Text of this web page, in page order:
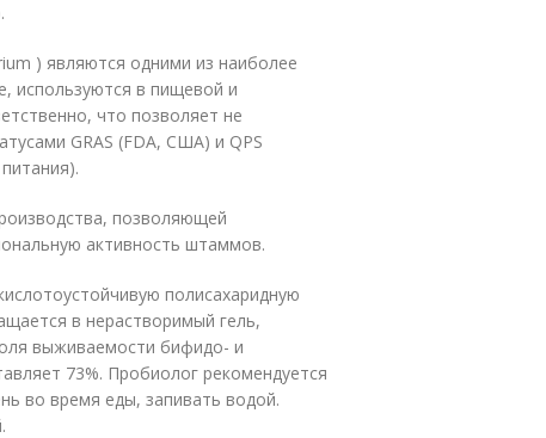
) являются одними из наиболее
используются в пищевой и
что позволяет не
GRAS (FDA, США) и QPS
позволяющей
активность штаммов.
полисахаридную
в нерастворимый гель,
выживаемости бифидо- и
73%. Пробиолог рекомендуется
во время еды, запивать водой.